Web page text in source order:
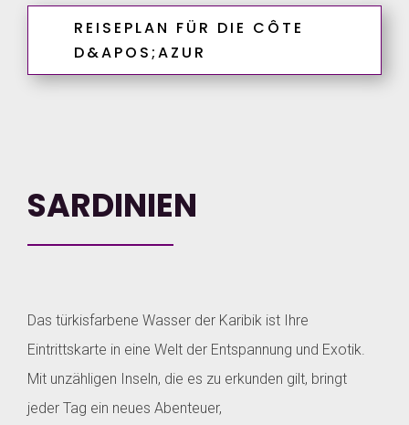
REISEPLAN FÜR DIE CÔTE
D&APOS;AZUR
SARDINIEN
Das türkisfarbene Wasser der Karibik ist Ihre
Eintrittskarte in eine Welt der Entspannung und Exotik.
Mit unzähligen Inseln, die es zu erkunden gilt, bringt
jeder Tag ein neues Abenteuer,